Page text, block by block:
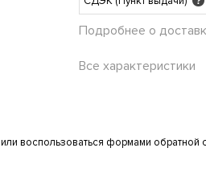
Подробнее о
Все характеристики
или воспользоваться формами обратной